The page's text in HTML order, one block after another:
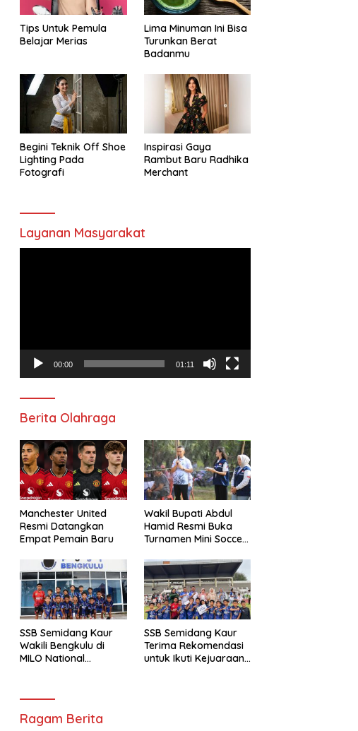
Tips Untuk Pemula
Belajar Merias
Lima Minuman Ini Bisa
Turunkan Berat
Badanmu
Begini Teknik Off Shoe
Lighting Pada
Fotografi
Inspirasi Gaya
Rambut Baru Radhika
Merchant
Layanan Masyarakat
00:00 01:11
Berita Olahraga
Manchester United
Resmi Datangkan
Empat Pemain Baru
Wakil Bupati Abdul
Hamid Resmi Buka
Turnamen Mini Soccer
SSB Semidang Kaur
Wakili Bengkulu di
MILO National
SSB Semidang Kaur
Terima Rekomendasi
untuk Ikuti Kejuaraan
Ragam Berita